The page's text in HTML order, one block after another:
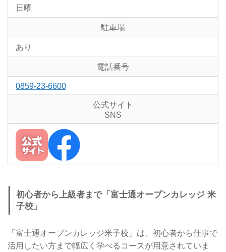
日曜
駐車場
あり
電話番号
0859-23-6600
公式サイト
SNS
初心者から上級者まで「富士通オープンカレッジ 米
子校」
「富士通オープンカレッジ米子校」は、初心者から仕事で
活用したい方まで幅広く学べるコースが用意されていま